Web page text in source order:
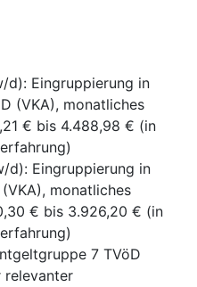
d): Eingruppierung in
(VKA), monatliches
€ bis 4.488,98 € (in
d): Eingruppierung in
monatliches
€ bis 3.926,20 € (in
7 TVöD
relevanter